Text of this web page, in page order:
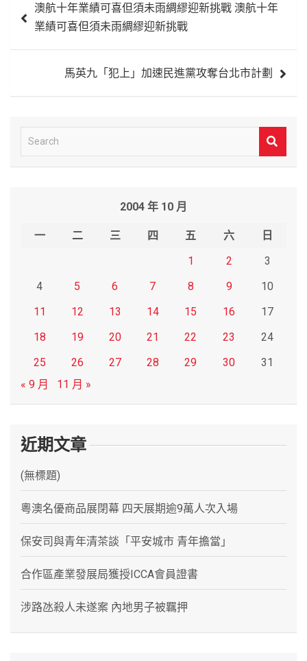
章
澳航十年業績可喜但須未雨綢繆迎新挑戰 澳航十年
業績可喜但須未雨綢繆迎新挑戰
馬英九「犯上」加速民進黨攻奪台北市計劃
e
2004 年 10 月
一 二 三 四 五 六
日
1
2
3
4
5 6 7 8 9
10
11
12 13 14 15 16
17
18
19 20 21 22 23
24
25
26 27 28 29 30
31
« 9 月
11 月 »
近期文章
(無標題)
粵澳名優商品展閉幕 四天展期逾9萬人次入場
保安司與青年清茶談「平安城市 青年擔當」
合作區產業發展局獲授ICCA會員證書
涉路氹殺人未遂案 內地男子被羈押